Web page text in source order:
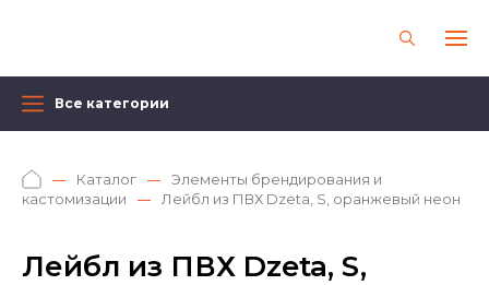
Все категории
Каталог
Элементы брендирования и
кастомизации
Лейбл из ПВХ Dzeta, S, оранжевый неон
Лейбл из ПВХ Dzeta, S,